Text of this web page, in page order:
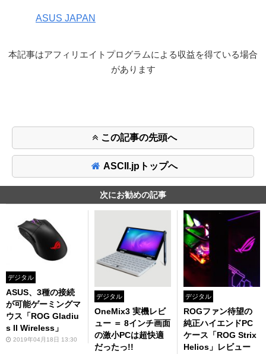
ASUS JAPAN
本記事はアフィリエイトプログラムによる収益を得ている場合
があります
この記事の先頭へ
ASCII.jpトップへ
次にお勧めの記事
デジタル
ASUS、3種の接続
が可能ゲーミングマ
ウス「ROG Gladiu
s II Wireless」
2019年04月18日 13:30
デジタル
OneMix3 実機レビ
ュー ＝ 8インチ画面
の激小PCは超快適
だったっ!!
デジタル
ROGファン待望の
純正ハイエンドPC
ケース「ROG Strix
Helios」レビュー